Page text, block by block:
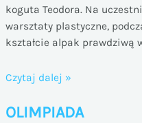
koguta Teodora. Na
warsztaty plastyczne,
kształcie alpak prawdziwą
KRASNALE
WYCIECZCE
Czytaj dalej »
OLIMPIADA